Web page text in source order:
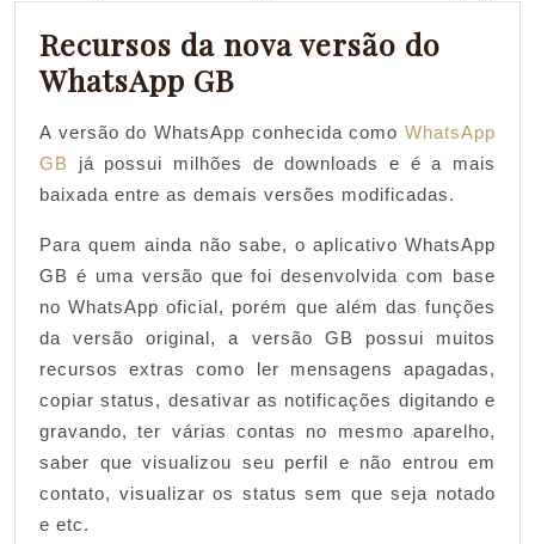
Recursos da nova versão do
WhatsApp GB
nova
versão
WhatsApp
GB
A versão do WhatsApp conhecida como WhatsApp
GB
já possui milhões de downloads e é a mais
baixada entre as demais versões modificadas.
Para quem ainda não sabe, o aplicativo WhatsApp
GB é uma versão que foi desenvolvida com base
no WhatsApp oficial, porém que além das funções
da versão original, a versão GB possui muitos
recursos extras como ler mensagens apagadas,
copiar status, desativar as notificações digitando e
gravando, ter várias contas no mesmo aparelho,
saber que visualizou seu perfil e não entrou em
contato, visualizar os status sem que seja notado
e etc.